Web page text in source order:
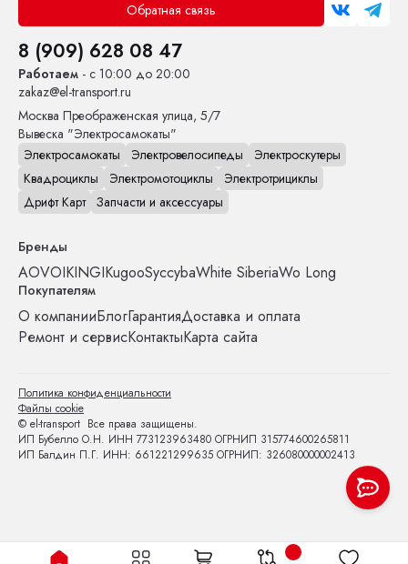
Обратная связь
8 (909) 628 08 47
Работаем - с 10:00 до 20:00
zakaz@el-transport.ru
Москва Преображенская улица, 5/7
Вывеска "Электросамокаты"
Электросамокаты
Электровелосипеды
Электроскутеры
Квадроциклы
Электромотоциклы
Электротрициклы
Дрифт Карт Запчасти и аксессуары
Бренды
AOVOIKINGIKugooSyccybaWhite SiberiaWo Long
Покупателям
О компанииБлогГарантияДоставка и оплата
Ремонт и сервисКонтактыКарта сайта
© el-transport Все права защищены.
ИП Бубелло О.Н. ИНН 773123963480 ОГРНИП 315774600265811
ИП Балдин П.Г. ИНН: 661221299635 ОГРНИП: 326080000002413
Политика конфиденциальности
Файлы cookie